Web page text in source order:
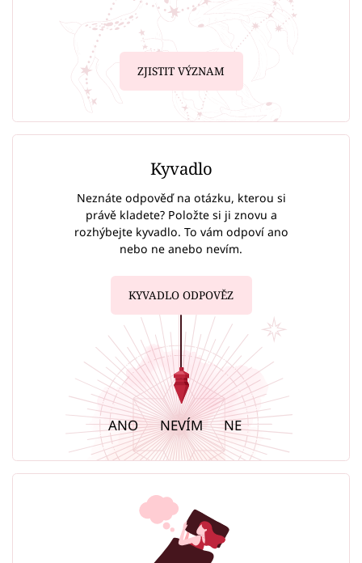
ZJISTIT VÝZNAM
Kyvadlo
Neznáte odpověď na otázku, kterou si
právě kladete? Položte si ji znovu a
rozhýbejte kyvadlo. To vám odpoví ano
nebo ne anebo nevím.
KYVADLO ODPOVĚZ
ANO NEVÍM NE